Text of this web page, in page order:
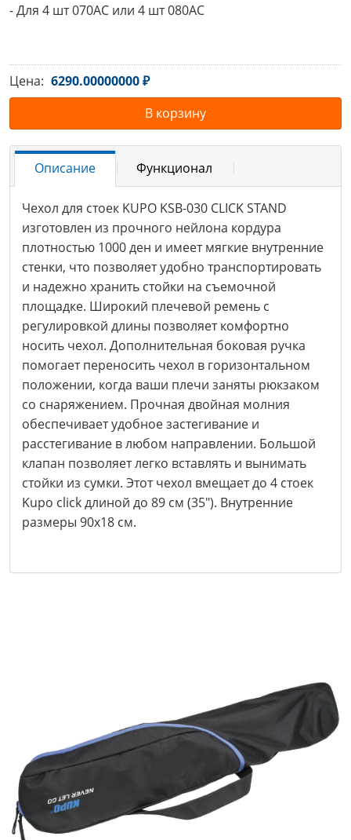
- Для 4 шт 070AC или 4 шт 080AC
Цена: 6290.00000000 ₽
В корзину
Описание Функционал
Чехол для стоек KUPO KSB-030 CLICK STAND
изготовлен из прочного нейлона кордура
плотностью 1000 ден и имеет мягкие внутренние
стенки, что позволяет удобно транспортировать
и надежно хранить стойки на съемочной
площадке. Широкий плечевой ремень с
регулировкой длины позволяет комфортно
носить чехол. Дополнительная боковая ручка
помогает переносить чехол в горизонтальном
положении, когда ваши плечи заняты рюкзаком
со снаряжением. Прочная двойная молния
обеспечивает удобное застегивание и
расстегивание в любом направлении. Большой
клапан позволяет легко вставлять и вынимать
стойки из сумки. Этот чехол вмещает до 4 стоек
Kupo click длиной до 89 см (35"). Внутренние
размеры 90x18 см.